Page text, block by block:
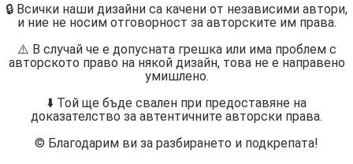
🔒 Всички наши дизайни са качени от независими автори,
и ние не носим отговорност за авторските им права.
⚠️ В случай че е допусната грешка или има проблем с
авторското право на някой дизайн, това не е направено
умишлено.
⬇️ Той ще бъде свален при предоставяне на
доказателство за автентичните авторски права.
©️ Благодарим ви за разбирането и подкрепата!